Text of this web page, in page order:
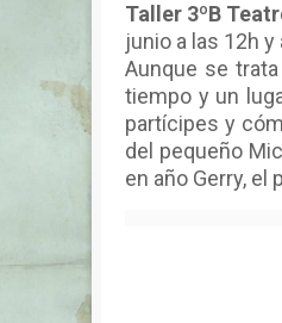
Taller 3ºB
junio a las 12h y
Aunque se
tiempo y un
partícipes y
del pequeño
en año Gerry, el